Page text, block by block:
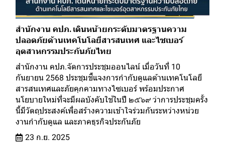
สำนักงาน คปภ. เดินหน้ายกระดับมาตรฐานความ
ปลอดภัยด้านเทคโนโลยีสารสนเทศ และไซเบอร์
อุตสาหกรรมประกันภัยไทย
สำนักงาน คปภ.จัดการประชุมออนไลน์ เมื่อวันที่ 10
กันยายน 2568 ประชุมชี้แจงการกำกับดูแลด้านเทคโนโลยี
สารสนเทศและภัยคุกคามทางไซเบอร์ พร้อมประกาศ
นโยบายใหม่ที่จะมีผลบังคับใช้ในปี ๒๕๖๙ ว่าการประชุมครั้ง
นี้มีวัตถุประสงค์เพื่อสร้างความเข้าใจร่วมกันระหว่างหน่วย
งานกำกับดูแล และภาคธุรกิจประกันภัย
23 ก.ย. 2025